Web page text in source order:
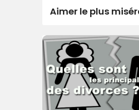
Aimer le plus